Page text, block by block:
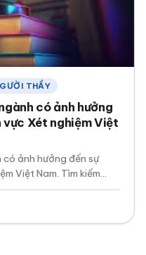
THẦY
có ảnh hưởng
Xét nghiệm Việt
ảnh hưởng đến sự
Việt Nam. Tìm kiếm